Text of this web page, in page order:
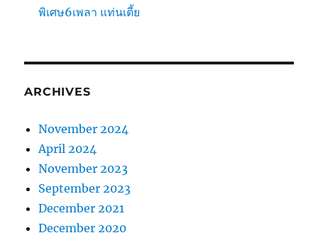
พิเศษ6เพลา แท่นเตี้ย
ARCHIVES
November 2024
April 2024
November 2023
September 2023
December 2021
December 2020